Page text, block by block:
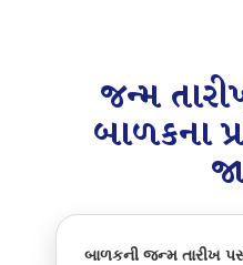
જન્મ
બાળકના
બાળકની જન્મ તારીખ